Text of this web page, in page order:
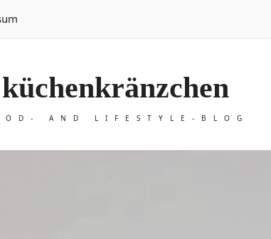
küchenkränzchen
AND LIFESTYLE-BLOG